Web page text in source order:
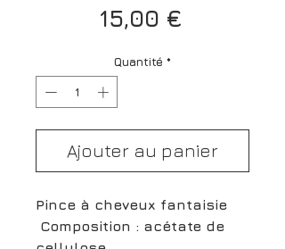
15,00 €Prix
Quantité *
Ajouter au panier
Pince à cheveux fantaisie
Composition : acétate de